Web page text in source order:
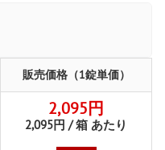
販売価格（1錠単価）
2,095円
2,095円 / 箱 あたり